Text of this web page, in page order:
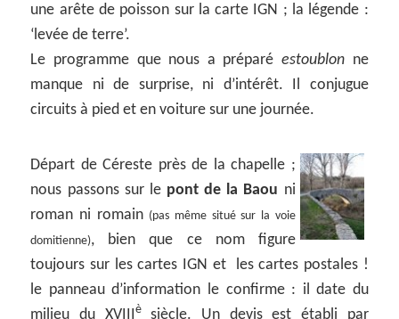
une arête de poisson sur la carte IGN ; la légende :
‘levée de terre’.
Le programme que nous a préparé estoublonne
manque ni de surprise, ni d’intérêt. Il conjugue
circuits à pied et en voiture sur une journée.
Départ de Céreste près de la chapelle ;
nous passons sur le pont de la Baou ni
roman ni romain (pas même situé sur la voie
domitienne), bien que ce nom figure
toujours sur les cartes IGN et les cartes postales !
le panneau d’information le confirme : il date du
milieu du XVIII
èsiècle. Un devis est établi par